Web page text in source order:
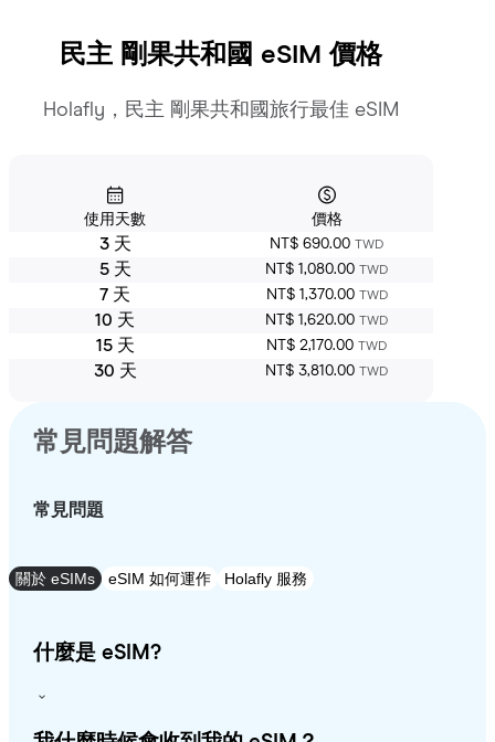
民主 剛果共和國 eSIM 價格
Holafly，民主 剛果共和國旅行最佳 eSIM
使用天數 價格
3 天 NT$ 690.00 TWD
5 天 NT$ 1,080.00 TWD
7 天 NT$ 1,370.00 TWD
10 天 NT$ 1,620.00 TWD
15 天 NT$ 2,170.00 TWD
30 天 NT$ 3,810.00 TWD
常見問題解答
常見問題
關於 eSIMs eSIM 如何運作 Holafly 服務
什麼是 eSIM?